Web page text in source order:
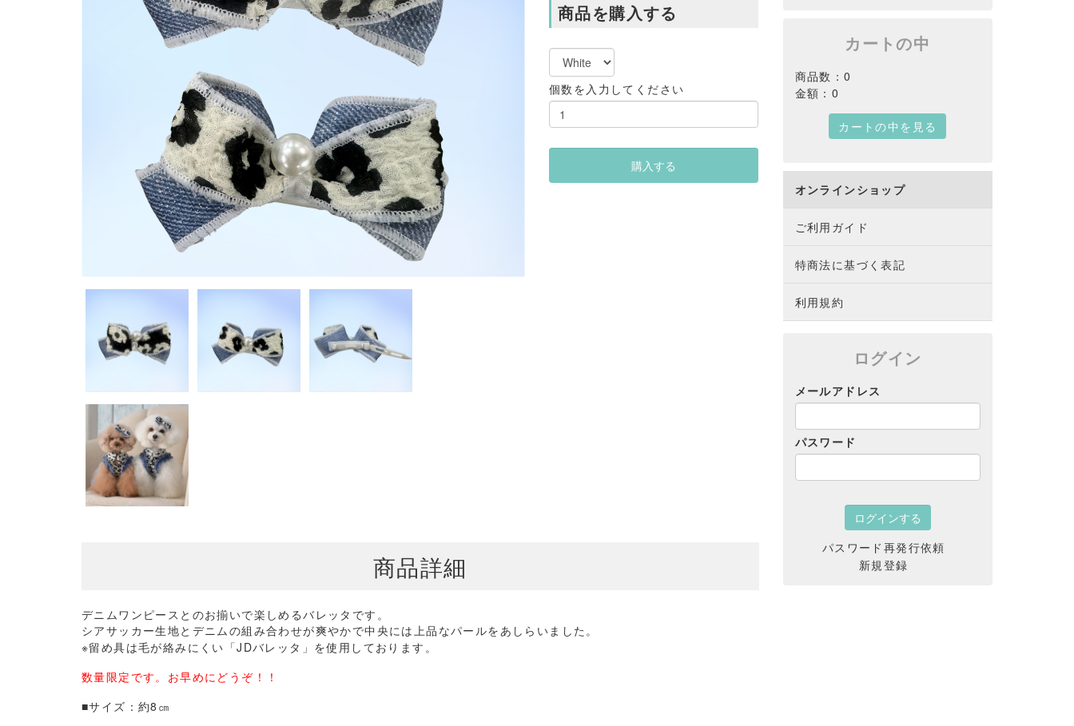
商品を購入する
個数を入力してください
商品詳細
デニムワンピースとのお揃いで楽しめるバレッタです。
シアサッカー生地とデニムの組み合わせが爽やかで中央には上品なパールをあしらいました。
※留め具は毛が絡みにくい「JDバレッタ」を使用しております。
数量限定です。お早めにどうぞ！！
■サイズ：約8㎝
カートの中
商品数：0
金額：0
カートの中を見る
オンラインショップ
ご利用ガイド
特商法に基づく表記
利用規約
ログイン
メールアドレス
パスワード
パスワード再発行依頼
新規登録